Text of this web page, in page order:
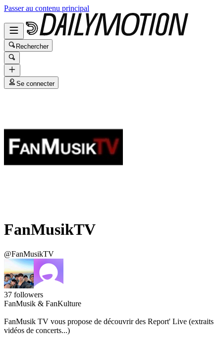
Passer au contenu principal
Rechercher
Se connecter
FanMusikTV
@FanMusikTV
37 followers
FanMusik & FanKulture
FanMusik TV vous propose de découvrir des Report' Live (extraits
vidéos de concerts...)